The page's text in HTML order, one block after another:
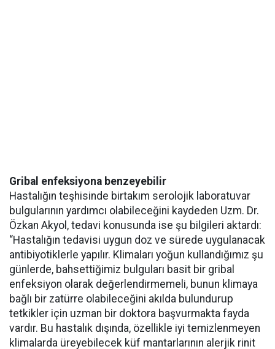
Gribal enfeksiyona benzeyebilir
Hastalığın teşhisinde birtakım serolojik laboratuvar
bulgularının yardımcı olabileceğini kaydeden Uzm. Dr.
Özkan Akyol, tedavi konusunda ise şu bilgileri aktardı:
“Hastalığın tedavisi uygun doz ve sürede uygulanacak
antibiyotiklerle yapılır. Klimaları yoğun kullandığımız şu
günlerde, bahsettiğimiz bulguları basit bir gribal
enfeksiyon olarak değerlendirmemeli, bunun klimaya
bağlı bir zatürre olabileceğini akılda bulundurup
tetkikler için uzman bir doktora başvurmakta fayda
vardır. Bu hastalık dışında, özellikle iyi temizlenmeyen
klimalarda üreyebilecek küf mantarlarının alerjik rinit